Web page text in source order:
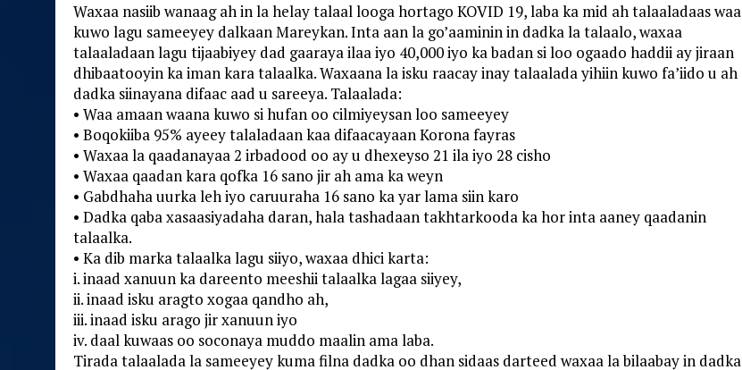
Waxaa nasiib wanaag ah in la helay talaal looga hortago KOVID 19, laba ka mid ah talaaladaas waa
kuwo lagu sameeyey dalkaan Mareykan. Inta aan la go’aaminin in dadka la talaalo, waxaa
talaaladaan lagu tijaabiyey dad gaaraya ilaa iyo 40,000 iyo ka badan si loo ogaado haddii ay jiraan
dhibaatooyin ka iman kara talaalka. Waxaana la isku raacay inay talaalada yihiin kuwo fa’iido u ah
dadka siinayana difaac aad u sareeya. Talaalada:
• Waa amaan waana kuwo si hufan oo cilmiyeysan loo sameeyey
• Boqokiiba 95% ayeey talaladaan kaa difaacayaan Korona fayras
• Waxaa la qaadanayaa 2 irbadood oo ay u dhexeyso 21 ila iyo 28 cisho
• Waxaa qaadan kara qofka 16 sano jir ah ama ka weyn
• Gabdhaha uurka leh iyo caruuraha 16 sano ka yar lama siin karo
• Dadka qaba xasaasiyadaha daran, hala tashadaan takhtarkooda ka hor inta aaney qaadanin
talaalka.
• Ka dib marka talaalka lagu siiyo, waxaa dhici karta:
i. inaad xanuun ka dareento meeshii talaalka lagaa siiyey,
ii. inaad isku aragto xogaa qandho ah,
iii. inaad isku arago jir xanuun iyo
iv. daal kuwaas oo soconaya muddo maalin ama laba.
Tirada talaalada la sameeyey kuma filna dadka oo dhan sidaas darteed waxaa la bilaabay in dadka